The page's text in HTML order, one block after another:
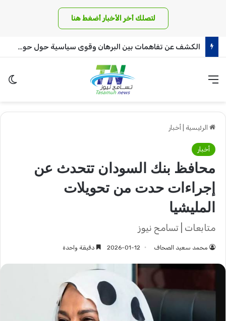
لتصلك أخر الأخبار أضغط هنا
وزير الدولة بالمالية يطلق بشريات !!
القائمة
الرئيسية أخبار
أخبار
محافظ بنك السودان تتحدث عن
إجراءات حدت من تحويلات
المليشيا
متابعات | تسامح نيوز
محمد سعيد الصحاف 2026-01-12 دقيقة واحدة